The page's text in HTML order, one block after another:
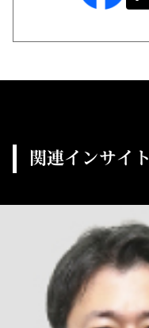
関連インサイト